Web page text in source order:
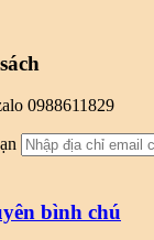
0988611829
bình chú